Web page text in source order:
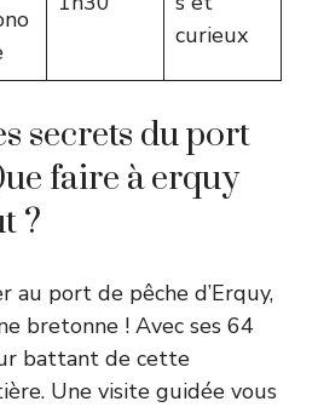
curieux
secrets du port
faire à erquy
?
au port de pêche d’Erquy,
bretonne ! Avec ses 64
battant de cette
Une visite guidée vous